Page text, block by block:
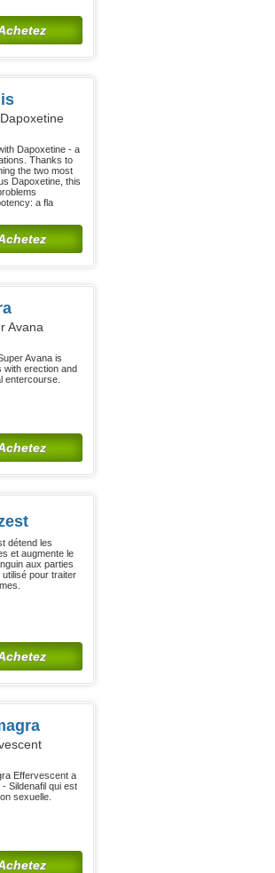
Dapoxetine - a
Thanks to
the two most
Dapoxetine, this
a fla
Avana
Avana is
with erection and
entercourse.
détend les
et augmente le
aux parties
pour traiter
Effervescent a
Sildenafil qui est
sexuelle.